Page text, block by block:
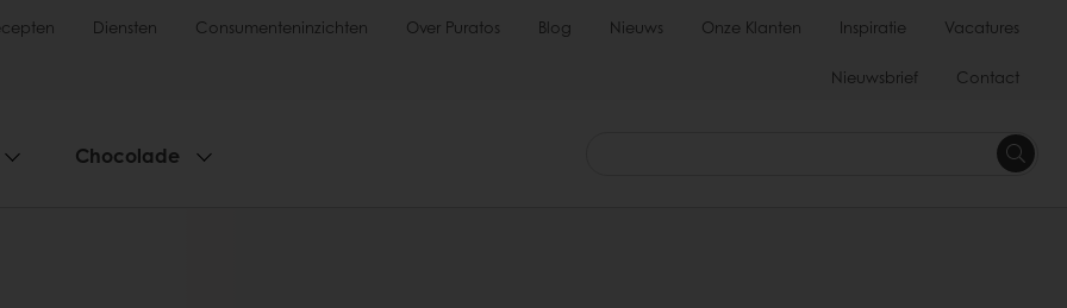
Diensten Consumenteninzichten Over Puratos Blog Nieuws Onze Klanten Inspiratie Vacatures
Nieuwsbrief Contact
Chocolade